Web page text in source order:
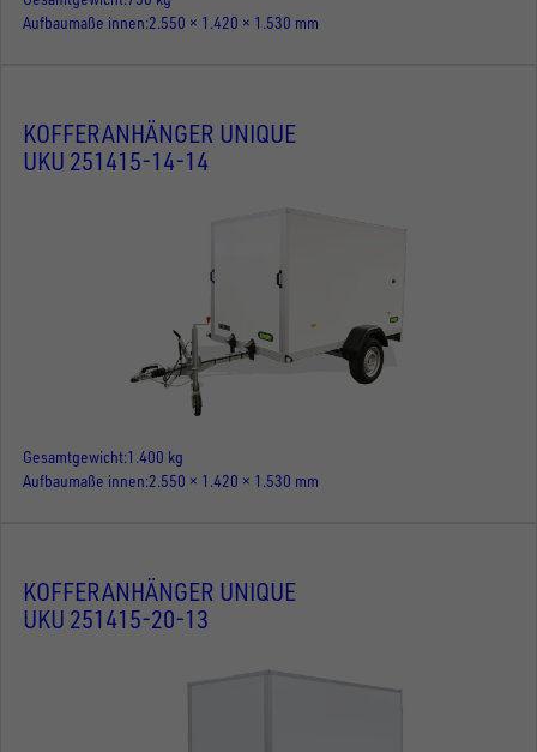
Aufbaumaße innen 2.550 × 1.420 × 1.530 mm
KOFFERANHÄNGER UNIQUE
UKU 251415-14-14
Gesamtgewicht 1.400 kg
Aufbaumaße innen 2.550 × 1.420 × 1.530 mm
KOFFERANHÄNGER UNIQUE
UKU 251415-20-13